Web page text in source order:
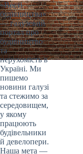
«Весті
будівництва»
— галузевий
портал про
будівництво
та
нерухомість в
Україні. Ми
пишемо
новини галузі
та стежимо за
середовищем,
у якому
працюють
будівельники
й девелопери.
Наша мета —